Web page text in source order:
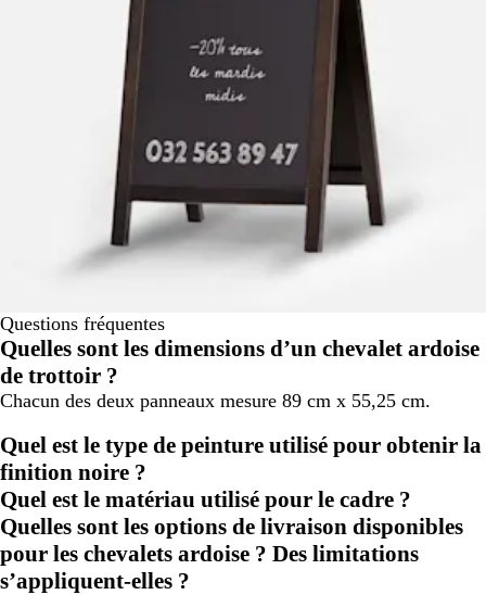
Questions fréquentes
Quelles sont les dimensions d’un chevalet ardoise
de trottoir ?
Chacun des deux panneaux mesure 89 cm x 55,25 cm.
Quel est le type de peinture utilisé pour obtenir la
finition noire ?
Quel est le matériau utilisé pour le cadre ?
Quelles sont les options de livraison disponibles
pour les chevalets ardoise ? Des limitations
s’appliquent-elles ?